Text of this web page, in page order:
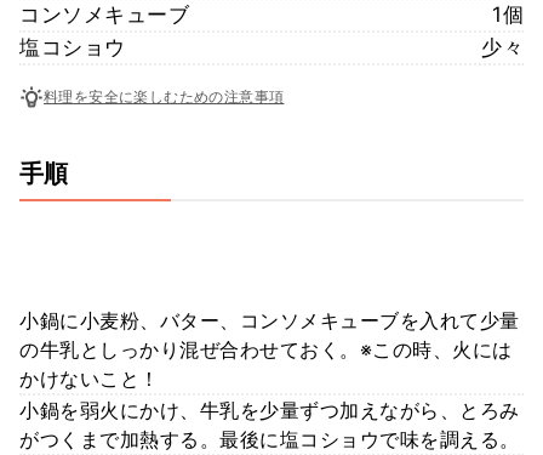
コンソメキューブ
1個
塩コショウ
少々
料理を安全に楽しむための注意事項
手順
小鍋に小麦粉、バター、コンソメキューブを入れて少量
の牛乳としっかり混ぜ合わせておく。※この時、火には
かけないこと！
小鍋を弱火にかけ、牛乳を少量ずつ加えながら、とろみ
がつくまで加熱する。最後に塩コショウで味を調える。